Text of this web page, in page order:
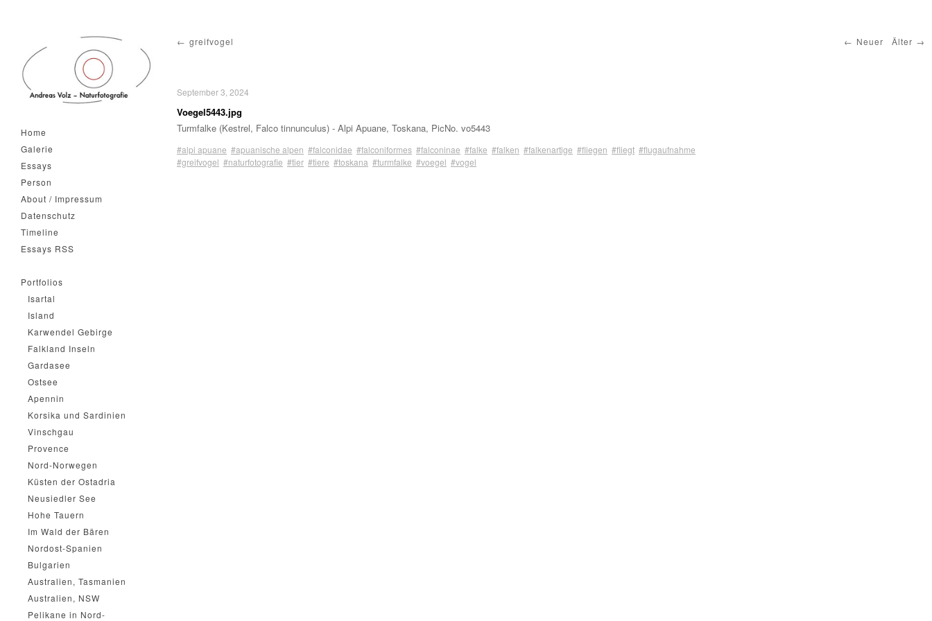
Home
Galerie
Essays
Person
About / Impressum
Datenschutz
Timeline
Essays RSS
Portfolios
Isartal
Island
Karwendel Gebirge
Falkland Inseln
Gardasee
Ostsee
Apennin
Korsika und Sardinien
Vinschgau
Provence
Nord-Norwegen
Küsten der Ostadria
Neusiedler See
Hohe Tauern
Im Wald der Bären
Nordost-Spanien
Bulgarien
Australien, Tasmanien
Australien, NSW
Pelikane in Nord-
Neuer Älter
greifvogel
September 3, 2024
Voegel5443.jpg
Turmfalke (Kestrel, Falco tinnunculus) - Alpi Apuane, Toskana, PicNo. vo5443
#alpi apuane #apuanische alpen #falconidae #falconiformes #falconinae #falke #falken #falkenartige #fliegen #fliegt #flugaufnahme
#greifvogel #naturfotografie #tier #tiere #toskana #turmfalke #voegel #vogel